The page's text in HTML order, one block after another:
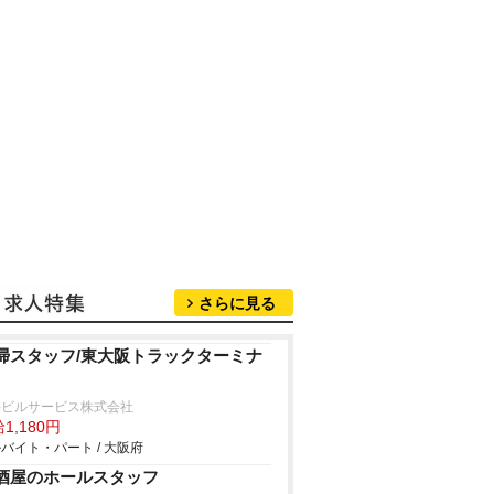
さらに見る
スタッフ/東大阪トラックターミナ
ルサービス株式会社
1,180円
イト・パート / 大阪府
屋のホールスタッフ